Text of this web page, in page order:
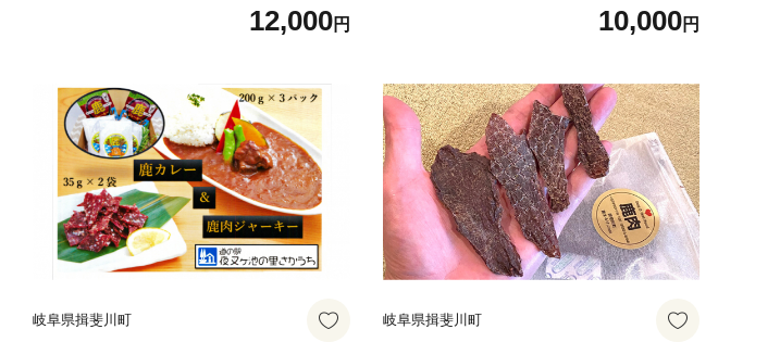
つ 黒糖 さとうきび ニッキ シナモン
沖縄産 詰め合わせ セット ギフト 贈
岐阜県 揖斐川町
12,000円
スイーツ デザート おやつ ニッキ シ
ナモン 詰め合わせ セット ギフト 贈
岐阜県 揖斐川町
10,000円
岐阜県揖斐川町 岐阜県揖斐川町